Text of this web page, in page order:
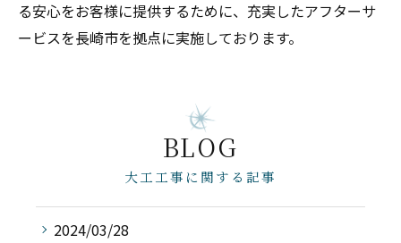
る安心をお客様に提供するために、充実したアフターサ
ービスを長崎市を拠点に実施しております。
BLOG
大工工事に関する記事
2024/03/28